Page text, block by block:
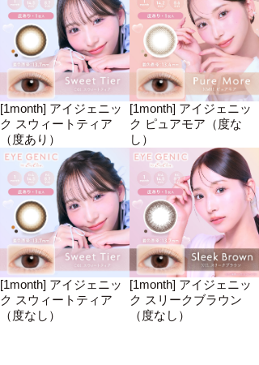
[1month] アイジェニッ
ク スウィートティア
（度あり）
[1month] アイジェニッ
ク ピュアモア（度な
し）
[1month] アイジェニッ
ク スウィートティア
（度なし）
[1month] アイジェニッ
ク スリークブラウン
（度なし）